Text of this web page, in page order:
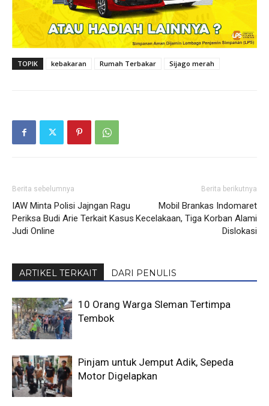
TOPIK kebakaran Rumah Terbakar Sijago merah
Berita sebelumnya
IAW Minta Polisi Jajngan Ragu
Periksa Budi Arie Terkait Kasus
Judi Online
Berita berikutnya
Mobil Brankas Indomaret
Kecelakaan, Tiga Korban Alami
Dislokasi
ARTIKEL TERKAIT DARI PENULIS
10 Orang Warga Sleman Tertimpa
Tembok
Pinjam untuk Jemput Adik, Sepeda
Motor Digelapkan